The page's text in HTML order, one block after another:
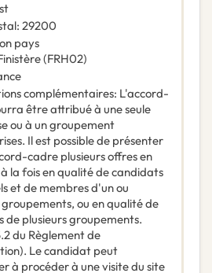
: 29200
pays
(FRH02)
complémentaires: L'accord-
être attribué à une seule
ou à un groupement
Il est possible de présenter
cadre plusieurs offres en
la fois en qualité de candidats
et de membres d'un ou
groupements, ou en qualité de
de plusieurs groupements.
du Règlement de
Le candidat peut
à procéder à une visite du site